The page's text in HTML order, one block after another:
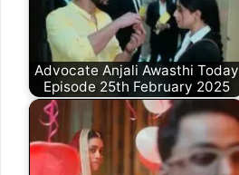
Advocate Anjali Awasthi Today
Episode 25th February 2025